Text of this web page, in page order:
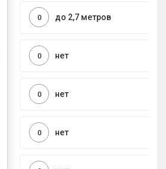
до 2,7 метров
0
нет
0
нет
0
нет
0